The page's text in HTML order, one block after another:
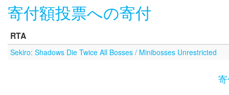
寄付額投票への寄付
RTA
Sekiro: Shadows Die Twice All Bosses / Minibosses Unrestricted